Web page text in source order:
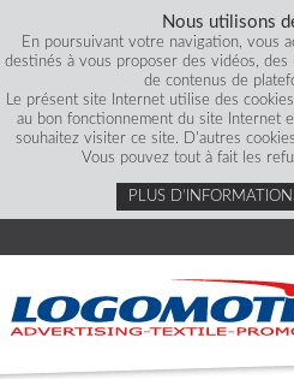
Nous utilisons
En poursuivant votre navigation, vous
destinés à vous proposer des vidéos,
de contenus de
Le présent site Internet utilise des
au bon fonctionnement du site Internet
souhaitez visiter ce site. D'autres
Vous pouvez tout à fait les
PLUS